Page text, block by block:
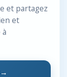
et partagez
et